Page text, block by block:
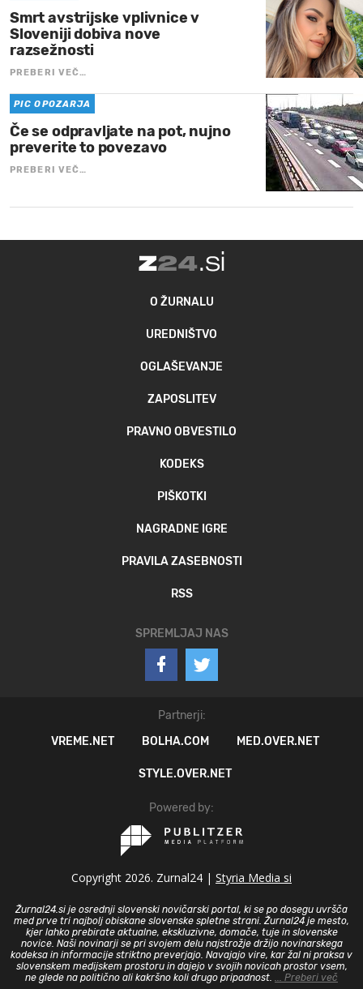
Smrt avstrijske vplivnice v
Sloveniji dobiva nove
razsežnosti
PREBERI VEČ…
PIC OPOZARJA
Če se odpravljate na pot, nujno
preverite to povezavo
PREBERI VEČ…
O ŽURNALU
UREDNIŠTVO
OGLAŠEVANJE
ZAPOSLITEV
PRAVNO OBVESTILO
KODEKS
PIŠKOTKI
NAGRADNE IGRE
PRAVILA ZASEBNOSTI
RSS
SPREMLJAJ NAS
Partnerji:
VREME.NET
BOLHA.COM MED.OVER.NET
STYLE.OVER.NET
Powered by:
Copyright 2026. Zurnal24 | Styria Media si
Žurnal24.si je osrednji slovenski novičarski portal, ki se po dosegu uvršča
med prve tri najbolj obiskane slovenske spletne strani. Žurnal24 je mesto,
kjer lahko prebirate aktualne, ekskluzivne, domače, tuje in slovenske
novice. Naši novinarji se pri svojem delu najstrožje držijo novinarskega
kodeksa in informacije striktno preverjajo. Navajajo vire, kar žal ni praksa v
slovenskem medijskem prostoru in dajejo v svojih novicah prostor vsem,
ne glede na politično ali kakršno koli drugo pripadnost. ... Preberi več